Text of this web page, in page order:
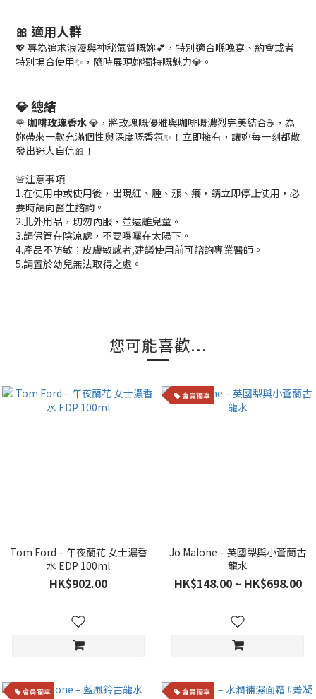
🎀 適用人群
💖 專為追求浪漫與神秘氣質嘅妳💕，特別適合喺晚宴、約會或者
特別場合使用✨，隨時展現妳獨特嘅魅力💎。
💎 總結
🌹 咖啡玫瑰香水💎，將玫瑰嘅優雅與咖啡嘅濃烈完美結合☕，為
妳帶來一款充滿個性與深度嘅香氛✨！立即擁有，讓妳每一刻都散
發出迷人自信🎀！
🚨注意事項
1.在使用中或使用後，出現紅、腫、漲、癢，請立即停止使用，必
要時請向醫生諮詢。
2.此外用品，切勿內服，並遠離兒童。
3.請保管在陰涼處，不要曝曬在太陽下。
4.產品不防敏；皮膚敏感者,建議使用前可諮詢專業醫師。
5.請置於幼兒無法取得之處。
您可能喜歡...
Tom Ford – 午夜蘭花 女士濃香
水 EDP 100ml
HK$902.00
會員獨享
Jo Malone – 英國梨與小蒼蘭古
龍水
HK$148.00 ~ HK$698.00
會員獨享 會員獨享